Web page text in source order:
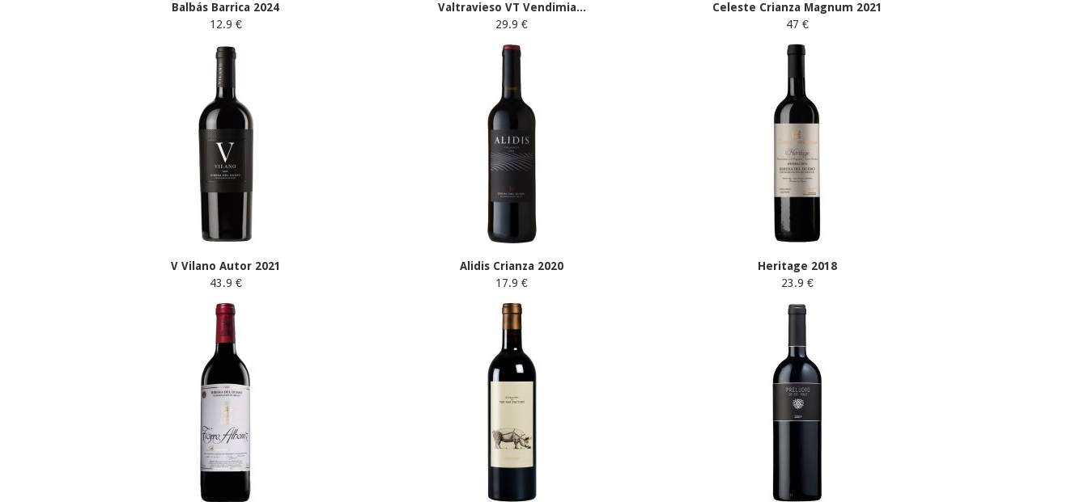
Balbás Barrica 2024
12.9 €
Valtravieso VT Vendimia...
29.9 €
Celeste Crianza Magnum 2021
47 €
V Vilano Autor 2021
43.9 €
Alidis Crianza 2020
17.9 €
Heritage 2018
23.9 €